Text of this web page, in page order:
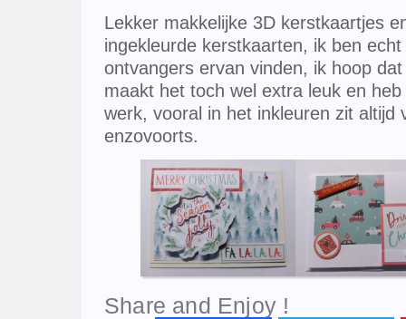
Lekker makkelijke 3D kerstkaartjes
ingekleurde kerstkaarten, ik ben
ontvangers ervan vinden, ik hoop
maakt het toch wel extra leuk en
werk, vooral in het inkleuren zit altijd
enzovoorts.
Share and Enjoy !